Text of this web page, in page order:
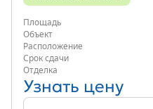
Площадь
Объект
Расположение
Срок сдачи
Отделка
Узнать цену